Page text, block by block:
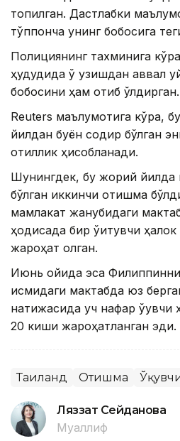
топилган. Дастлабки
тўппонча унинг бобосига
Полициянинг тахминига
ҳудудида ўқ узишдан аввал
бобосини ҳам отиб ўлдирган.
Reuters маълумотига кўра,
йилдан буён содир бўлган
қотиллик ҳисобланади.
Шунингдек, бу жорий йилда
бўлган иккинчи отишма
мамлакат жанубидаги
ҳодисада бир ўқитувчи ҳалок
жароҳат олган.
Июнь ойида эса
қисмидаги мактабда юз
натижасида уч нафар ўқувчи
20 киши жароҳатланган эди.
Таиланд Отишма
Ляззат Сейданова
Муаллиф